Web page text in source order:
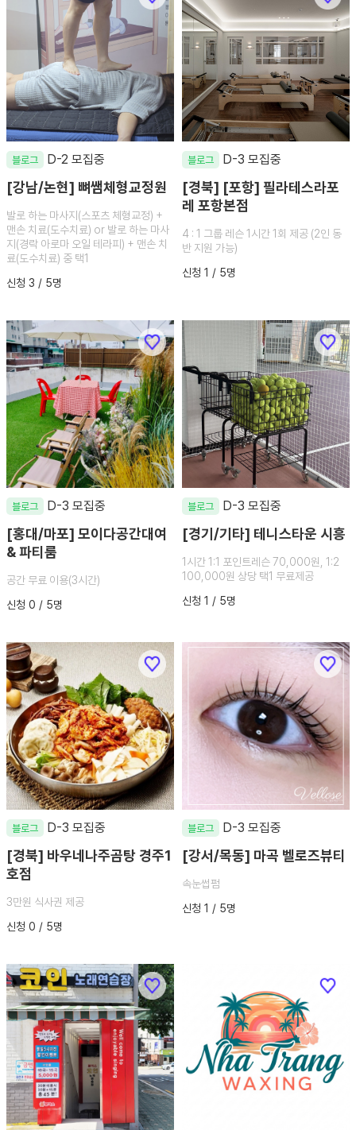
블로그 D-2 모집중
[강남/논현] 뼈쌤체형교정원
발로 하는 마사지(스포츠 체형교정) +
맨손 치료(도수치료) or 발로 하는 마사
지(경락 아로마 오일 테라피) + 맨손 치
료(도수치료) 중 택1
신청 3 / 5명
블로그 D-3 모집중
[경북] [포항] 필라테스라포
레 포항본점
4 : 1 그룹 레슨 1시간 1회 제공 (2인 동
반 지원 가능)
신청 1 / 5명
블로그 D-3 모집중
[홍대/마포] 모이다공간대여
& 파티룸
공간 무료 이용(3시간)
신청 0 / 5명
블로그 D-3 모집중
[경기/기타] 테니스타운 시흥
1시간 1:1 포인트레슨 70,000원, 1:2
100,000원 상당 택1 무료제공
신청 1 / 5명
블로그 D-3 모집중
[경북] 바우네나주곰탕 경주1
호점
3만원 식사권 제공
신청 0 / 5명
블로그 D-3 모집중
[강서/목동] 마곡 벨로즈뷰티
속눈썹펌
신청 1 / 5명